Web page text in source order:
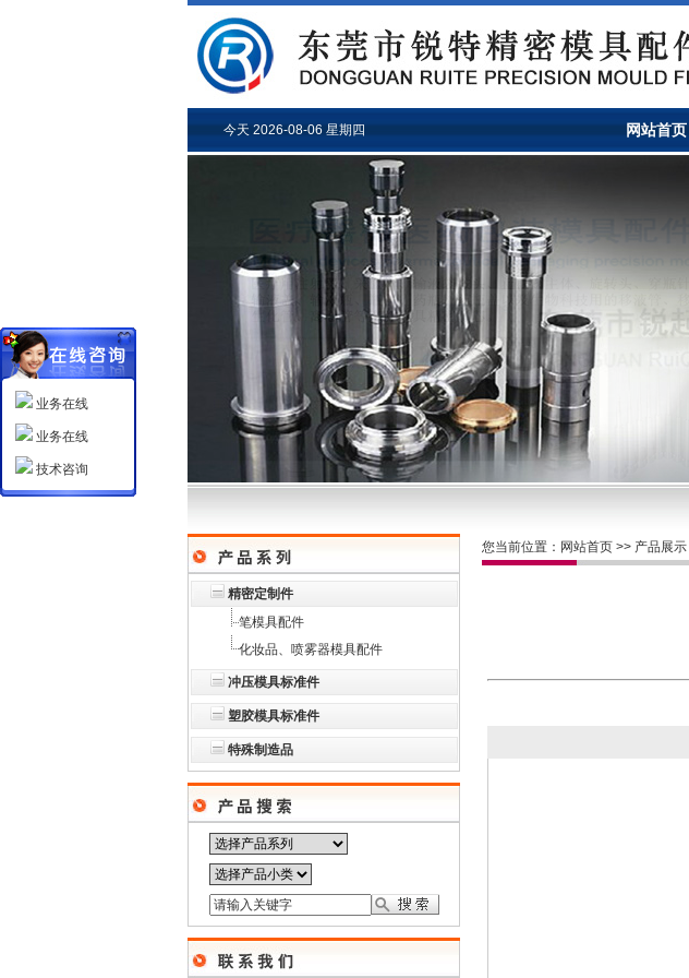
今天 2026-08-06 星期四 网站首页
精密定制件
笔模具配件
化妆品、喷雾器模具配件
冲压模具标准件
塑胶模具标准件
特殊制造品
您当前位置： 网站首页 >> 产品展示
业务在线
业务在线
技术咨询